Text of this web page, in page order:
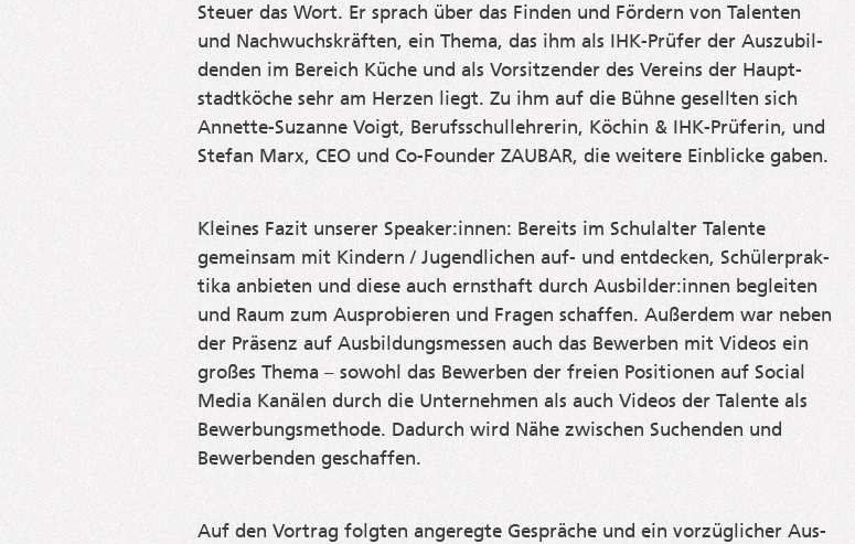
Steu­er das Wort. Er sprach über das Fin­den und För­dern von Talen­ten
und Nach­wuchs­kräf­ten, ein The­ma, das ihm als IHK-Prü­fer der Aus­zu­bil­
den­den im Bereich Küche und als Vor­sit­zen­der des Ver­eins der Haupt­
stadt­kö­che sehr am Her­zen liegt. Zu ihm auf die Büh­ne gesell­ten sich
Annet­te-Suzan­ne Voigt, Berufs­schul­leh­re­rin, Köchin & IHK-Prü­fe­rin, und
Ste­fan Marx, CEO und Co-Foun­der ZAUBAR, die wei­te­re Ein­bli­cke gaben.
Klei­nes Fazit unse­rer Speaker:innen: Bereits im Schul­al­ter Talen­te
gemein­sam mit Kin­dern / Jugend­li­chen auf- und ent­de­cken, Schü­ler­prak­
ti­ka anbie­ten und die­se auch ernst­haft durch Ausbilder:innen beglei­ten
und Raum zum Aus­pro­bie­ren und Fra­gen schaf­fen. Außer­dem war neben
der Prä­senz auf Aus­bil­dungs­mes­sen auch das Bewer­ben mit Vide­os ein
gro­ßes The­ma – sowohl das Bewer­ben der frei­en Posi­tio­nen auf Social
Media Kanä­len durch die Unter­neh­men als auch Vide­os der Talen­te als
Bewer­bungs­me­tho­de. Dadurch wird Nähe zwi­schen Suchen­den und
Bewer­ben­den geschaffen.
Auf den Vor­trag folg­ten ange­reg­te Gesprä­che und ein vor­züg­li­cher Aus­